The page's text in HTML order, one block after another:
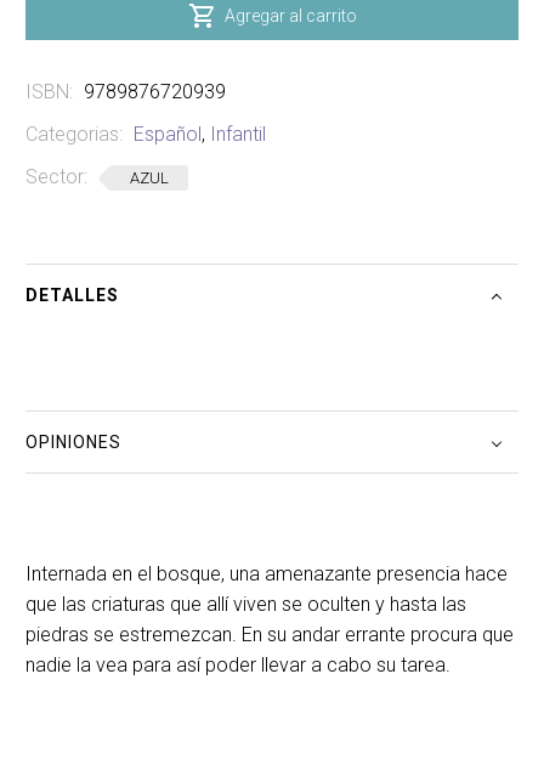
 Agregar al carrito
ISBN: 9789876720939
Categorias:
Español , Infantil
Sector:
AZUL
DETALLES
OPINIONES
Internada en el bosque, una amenazante presencia hace
que las criaturas que allí viven se oculten y hasta las
piedras se estremezcan. En su andar errante procura que
nadie la vea para así poder llevar a cabo su tarea.